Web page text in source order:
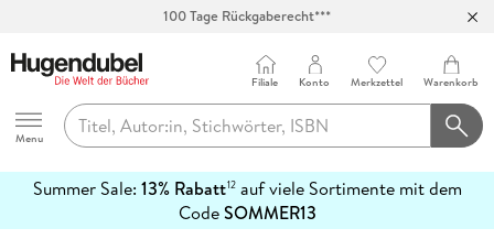
100 Tage Rückgaberecht***
Hugendubel
Menu
Filiale Konto Merkzettel Warenkorb
Summer Sale: 13% Rabatt12auf viele Sortimente mit dem
CodeSOMMER13
erfahren